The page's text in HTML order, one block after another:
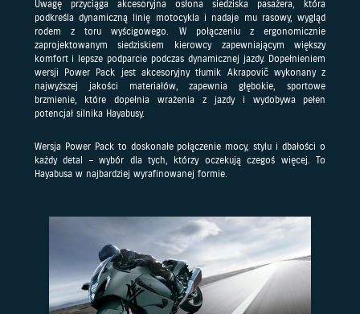
Uwagę przyciąga akcesoryjna osłona siedziska pasażera, która
podkreśla dynamiczną linię motocykla i nadaje mu rasowy, wygląd
rodem z toru wyścigowego. W połączeniu z ergonomicznie
zaprojektowanym siedziskiem kierowcy zapewniającym większy
komfort i lepsze podparcie podczas dynamicznej jazdy. Dopełnieniem
wersji Power Pack jest akcesoryjny tłumik Akrapovič wykonany z
najwyższej jakości materiałów, zapewnia głębokie, sportowe
brzmienie, które dopełnia wrażenia z jazdy i wydobywa pełen
potencjał silnika Hayabusy.
Wersja Power Pack to doskonałe połączenie mocy, stylu i dbałości o
każdy detal – wybór dla tych, którzy oczekują czegoś więcej. To
Hayabusa w najbardziej wyrafinowanej formie.